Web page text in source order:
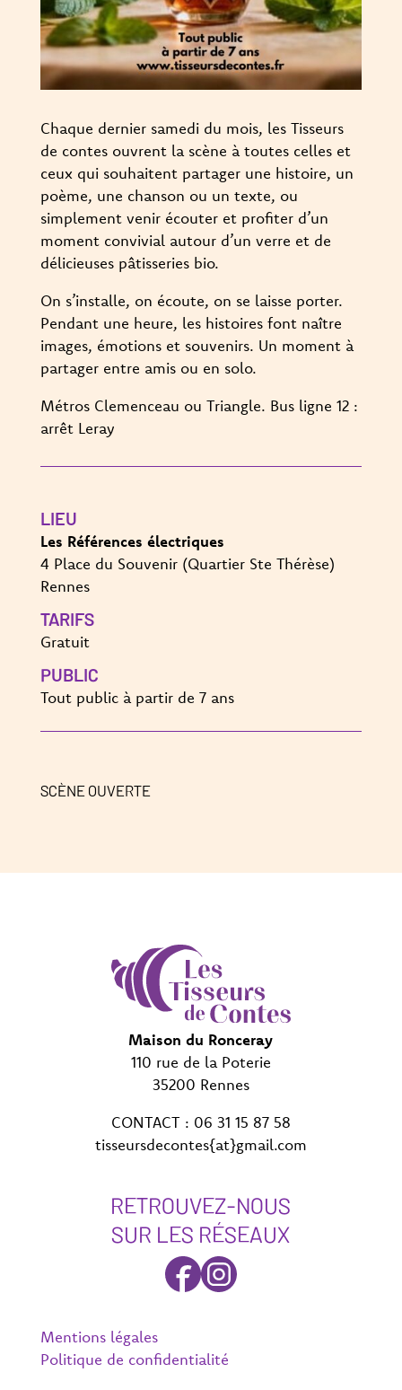
Chaque dernier samedi du mois, les Tisseurs
de contes ouvrent la scène à toutes celles et
ceux qui souhaitent partager une histoire, un
poème, une chanson ou un texte, ou
simplement venir écouter et profiter d’un
moment convivial autour d’un verre et de
délicieuses pâtisseries bio.
On s’installe, on écoute, on se laisse porter.
Pendant une heure, les histoires font naître
images, émotions et souvenirs. Un moment à
partager entre amis ou en solo.
Métros Clemenceau ou Triangle. Bus ligne 12 :
arrêt Leray
LIEU
Les Références électriques
4 Place du Souvenir (Quartier Ste Thérèse)
Rennes
TARIFS
Gratuit
PUBLIC
Tout public à partir de 7 ans
SCÈNE OUVERTE
Maison du Ronceray
110 rue de la Poterie
35200 Rennes
CONTACT : 06 31 15 87 58
tisseursdecontes{at}gmail.com
RETROUVEZ-NOUS
SUR LES RÉSEAUX
Mentions légales
Politique de confidentialité